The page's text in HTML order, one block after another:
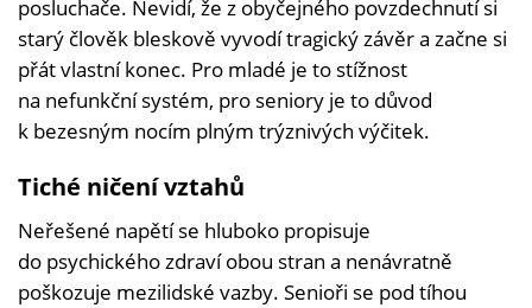
posluchače. Nevidí, že z obyčejného povzdechnutí si
starý člověk bleskově vyvodí tragický závěr a začne si
přát vlastní konec. Pro mladé je to stížnost
na nefunkční systém, pro seniory je to důvod
k bezesným nocím plným trýznivých výčitek.
Tiché ničení vztahů
Neřešené napětí se hluboko propisuje
do psychického zdraví obou stran a nenávratně
poškozuje mezilidské vazby. Senioři se pod tíhou